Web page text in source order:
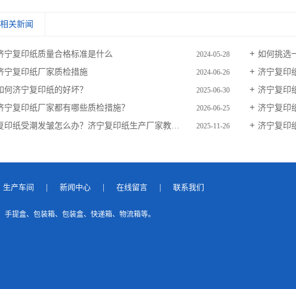
相关新闻
宁复印纸质量合格标准是什么 2024-05-28 如何挑选
宁复印纸厂家质检措施 2024-06-26 济宁复印
何济宁复印纸的好坏？ 2025-06-30 济宁复印
宁复印纸厂家都有哪些质检措施？ 2026-06-25 济宁复印
印纸受潮发皱怎么办？济宁复印纸生产厂家教你如何储存 2025-11-26 济宁复印
生产车间 新闻中心 在线留言 联系我们
提盒、包装箱、包装盒、快递箱、物流箱等。